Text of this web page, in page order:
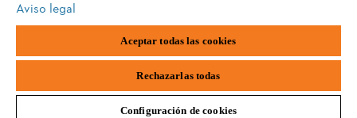
Pie de imprentaPolítica de privacidad
Información sobre cookies
Condiciones generales de contratación
ANDREAS STIHL AG & Co. KG ©2023
Aviso legal
Aceptar todas las cookies
Rechazarlas todas
Configuración de cookies